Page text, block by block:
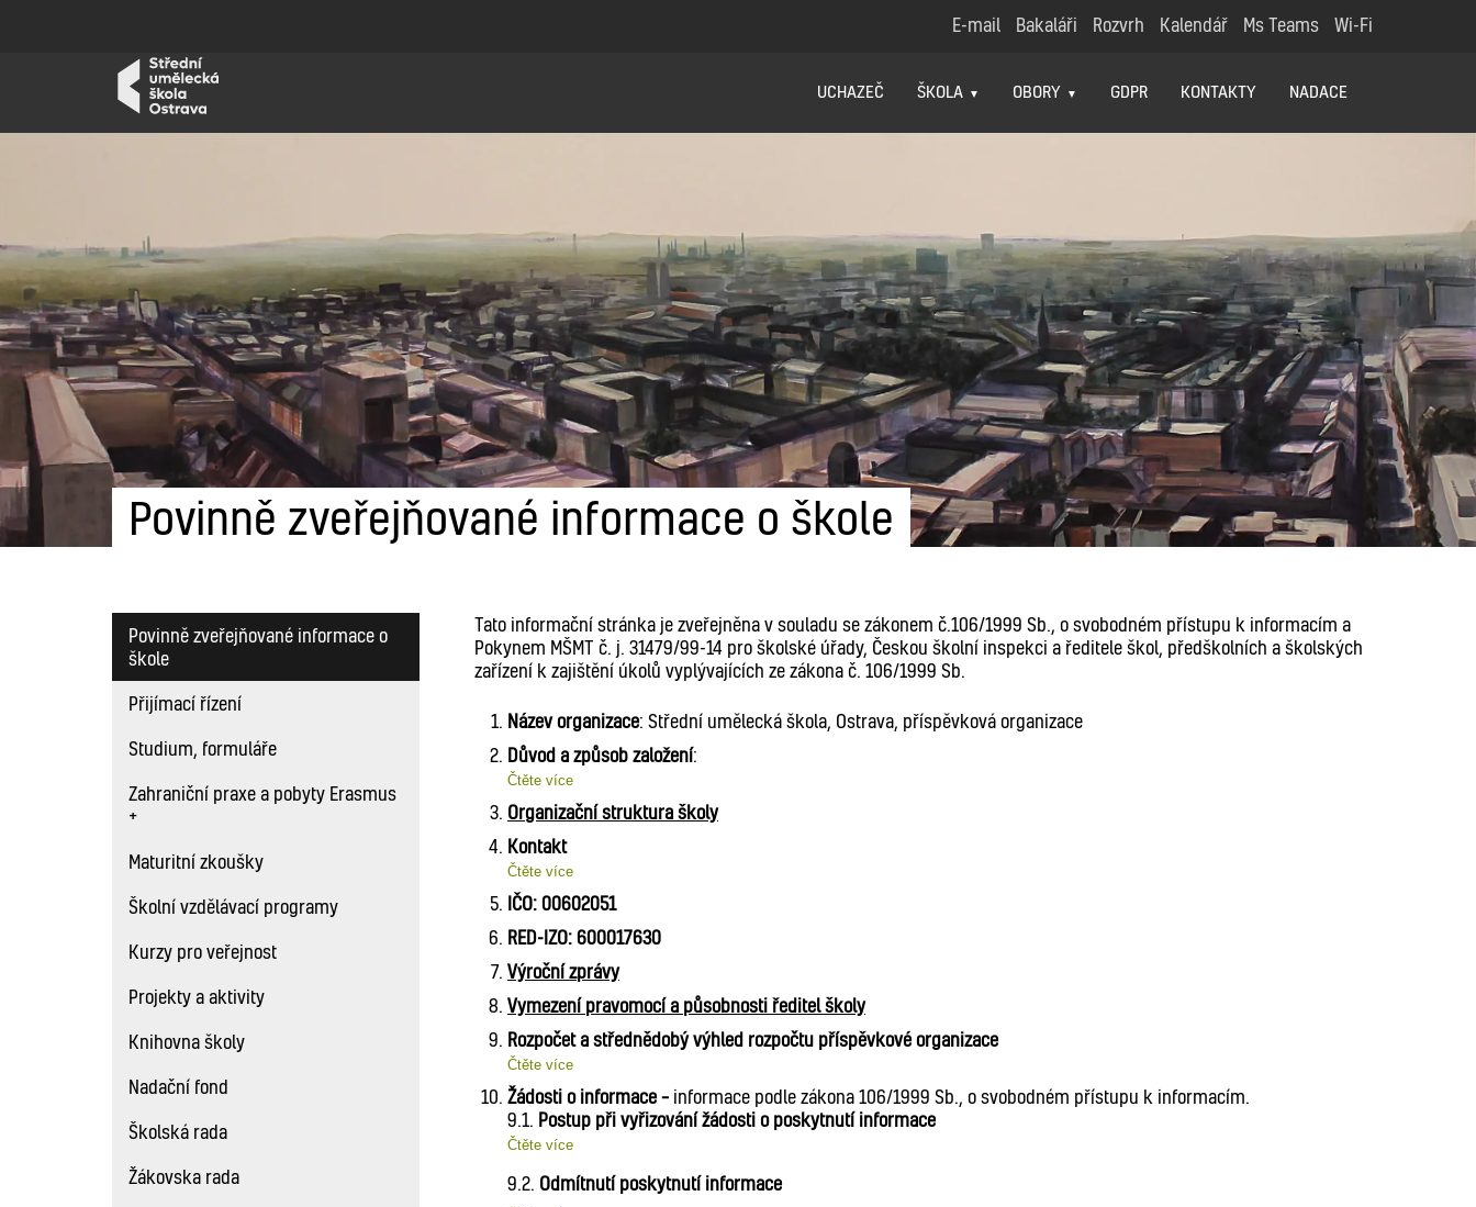
E-mail Bakaláři Rozvrh Kalendář Ms Teams Wi-Fi
UCHAZEČ ŠKOLA OBORY GDPR KONTAKTY NADACE
Povinně zveřejňované informace o škole
Povinně zveřejňované informace o
škole
Přijímací řízení
Studium, formuláře
Zahraniční praxe a pobyty Erasmus
+
Maturitní zkoušky
Školní vzdělávací programy
Kurzy pro veřejnost
Projekty a aktivity
Knihovna školy
Nadační fond
Školská rada
Žákovska rada
Tato informační stránka je zveřejněna v souladu se zákonem č.106/1999 Sb., o svobodném přístupu k informacím a
Pokynem MŠMT č. j. 31479/99-14 pro školské úřady, Českou školní inspekci a ředitele škol, předškolních a školských
zařízení k zajištění úkolů vyplývajících ze zákona č. 106/1999 Sb.
Název organizace: Střední umělecká škola, Ostrava, příspěvková organizace
Důvod a způsob založení:
Čtěte více
Organizační struktura školy
Kontakt
Čtěte více
IČO: 00602051
RED-IZO: 600017630
Výroční zprávy
Vymezení pravomocí a působnosti ředitel školy
Rozpočet a střednědobý výhled rozpočtu příspěvkové organizace
Čtěte více
Žádosti o informace – informace podle zákona 106/1999 Sb., o svobodném přístupu k informacím.
9.1. Postup při vyřizování žádosti o poskytnutí informace
Čtěte více
9.2. Odmítnutí poskytnutí informace